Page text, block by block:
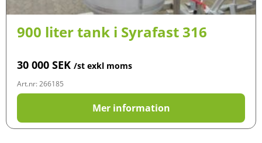
900 liter tank i Syrafast 316
30 000 SEK /st exkl moms
Art.nr: 266185
Mer information